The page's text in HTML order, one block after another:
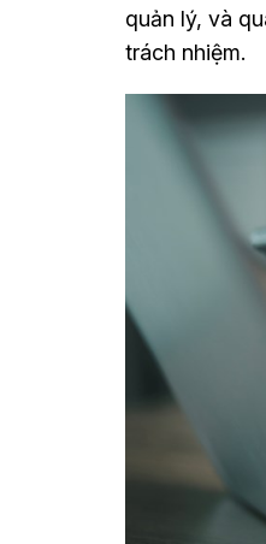
quản lý, và
trách nhiệm.